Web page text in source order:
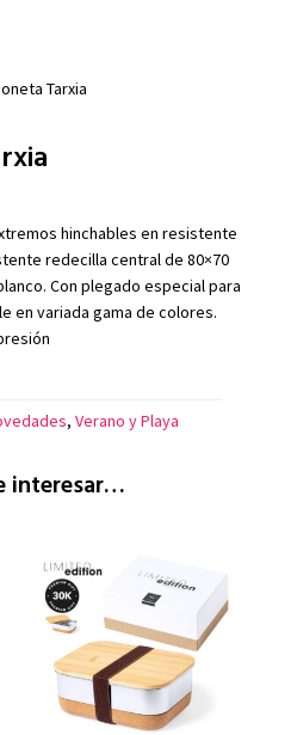
Tarxia
hinchables en resistente
redecilla central de 80×70
Con plegado especial para
en variada gama de colores.
, Verano y Playa
interesar…